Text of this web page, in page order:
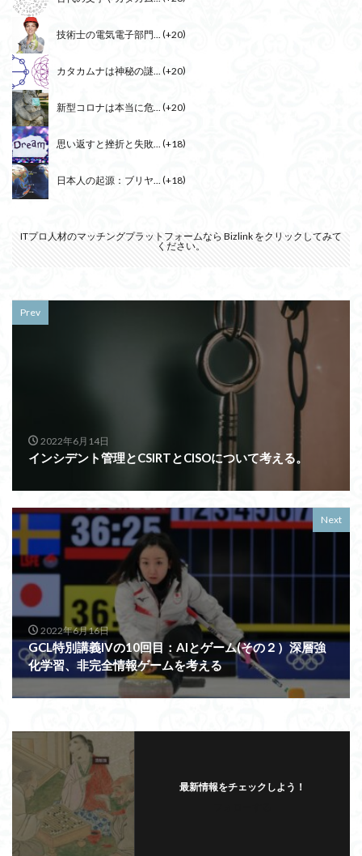
技術士の電気電子部門... +20
カタカムナは神秘の謎... +20
新型コロナは本当に危... +20
思い返すと挫折と失敗... +18
日本人の起源：ブリヤ... +18
ITプロ人材のマッチングプラットフォームなら Bizlink をクリックしてみて
ください。
Prev
2022年6月14日
インシデント管理とCSIRTとCISOについて考える。
Next
2022年6月16日
GCL特別講義IVの10回目：AIとゲーム(その２）深層強
化学習、非完全情報ゲームを考える
最新情報をチェックしよう！